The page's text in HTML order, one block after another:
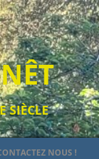
SIÈCLE
NOUS !